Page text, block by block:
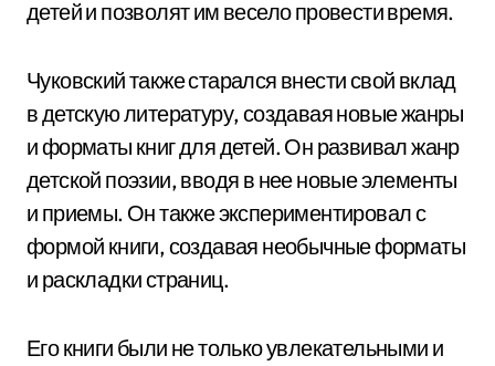
детей и позволят им весело провести время.
Чуковский также старался внести свой вклад
в детскую литературу, создавая новые жанры
и форматы книг для детей. Он развивал жанр
детской поэзии, вводя в нее новые элементы
и приемы. Он также экспериментировал с
формой книги, создавая необычные форматы
и раскладки страниц.
Его книги были не только увлекательными и